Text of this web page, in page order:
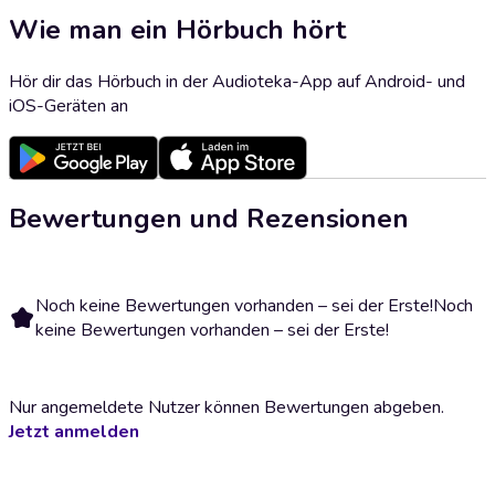
Wie man ein Hörbuch hört
Hör dir das Hörbuch in der Audioteka-App auf Android- und
iOS-Geräten an
Bewertungen und Rezensionen
Noch keine Bewertungen vorhanden – sei der Erste!Noch
keine Bewertungen vorhanden – sei der Erste!
Nur angemeldete Nutzer können Bewertungen abgeben.
Jetzt anmelden